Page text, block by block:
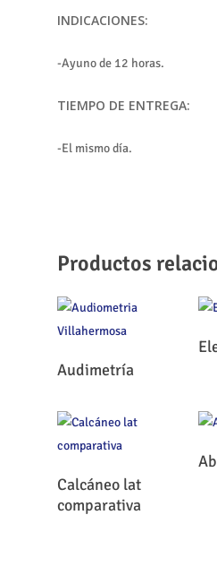
INDICACIONES:
-Ayuno de 12 horas.
TIEMPO DE ENTREGA:
-El mismo día.
Productos
Leer Más
Audimetría
Leer Más
Calcáneo lat
comparativa